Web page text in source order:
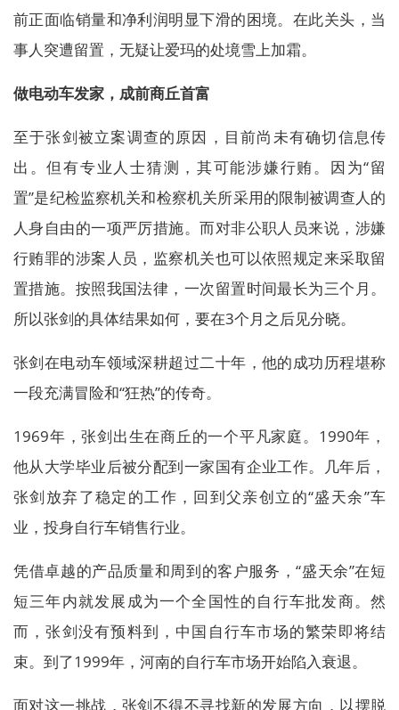
前正面临销量和净利润明显下滑的困境。在此关头，当
事人突遭留置，无疑让爱玛的处境雪上加霜。
做电动车发家，成前商丘首富
至于张剑被立案调查的原因，目前尚未有确切信息传
出。但有专业人士猜测，其可能涉嫌行贿。因为“留
置”是纪检监察机关和检察机关所采用的限制被调查人的
人身自由的一项严厉措施。而对非公职人员来说，涉嫌
行贿罪的涉案人员，监察机关也可以依照规定来采取留
置措施。按照我国法律，一次留置时间最长为三个月。
所以张剑的具体结果如何，要在3个月之后见分晓。
张剑在电动车领域深耕超过二十年，他的成功历程堪称
一段充满冒险和“狂热”的传奇。
1969年，张剑出生在商丘的一个平凡家庭。1990年，
他从大学毕业后被分配到一家国有企业工作。几年后，
张剑放弃了稳定的工作，回到父亲创立的“盛天余”车
业，投身自行车销售行业。
凭借卓越的产品质量和周到的客户服务，“盛天余”在短
短三年内就发展成为一个全国性的自行车批发商。然
而，张剑没有预料到，中国自行车市场的繁荣即将结
束。到了1999年，河南的自行车市场开始陷入衰退。
面对这一挑战，张剑不得不寻找新的发展方向，以摆脱